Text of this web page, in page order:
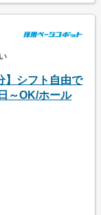
】シフト自由で
～OK/ホール